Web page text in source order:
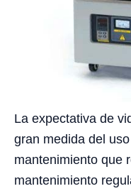
La expectativa de
gran medida del
mantenimiento que
mantenimiento